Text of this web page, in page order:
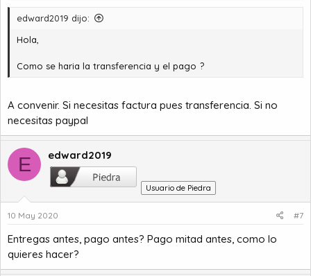
edward2019 dijo:
Hola,
Como se haria la transferencia y el pago ?
A convenir. Si necesitas factura pues transferencia. Si no
necesitas paypal
E edward2019
Usuario de Piedra
10 May 2020 #7
Entregas antes, pago antes? Pago mitad antes, como lo
quieres hacer?